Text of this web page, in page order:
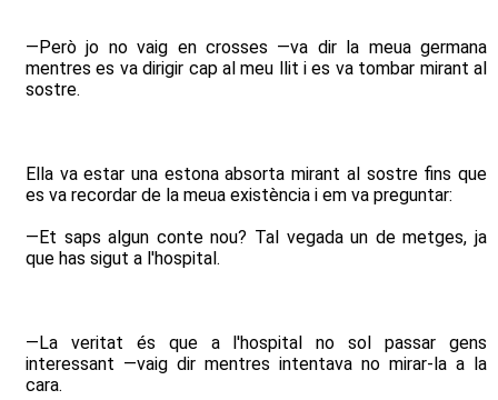
—Però jo no vaig en crosses —va dir la meua germana
mentres es va dirigir cap al meu llit i es va tombar mirant al
sostre.
Ella va estar una estona absorta mirant al sostre fins que
es va recordar de la meua existència i em va preguntar:
—Et saps algun conte nou? Tal vegada un de metges, ja
que has sigut a l'hospital.
—La veritat és que a l'hospital no sol passar gens
interessant —vaig dir mentres intentava no mirar-la a la
cara.